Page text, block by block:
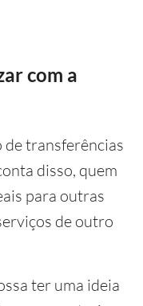
com a
transferências
disso, quem
para outras
de outro
ter uma ideia